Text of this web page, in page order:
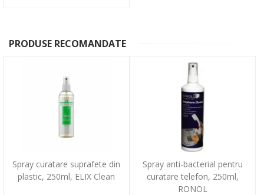
PRODUSE RECOMANDATE
Spray curatare suprafete din
plastic, 250ml, ELIX Clean
Spray anti-bacterial pentru
curatare telefon, 250ml,
RONOL